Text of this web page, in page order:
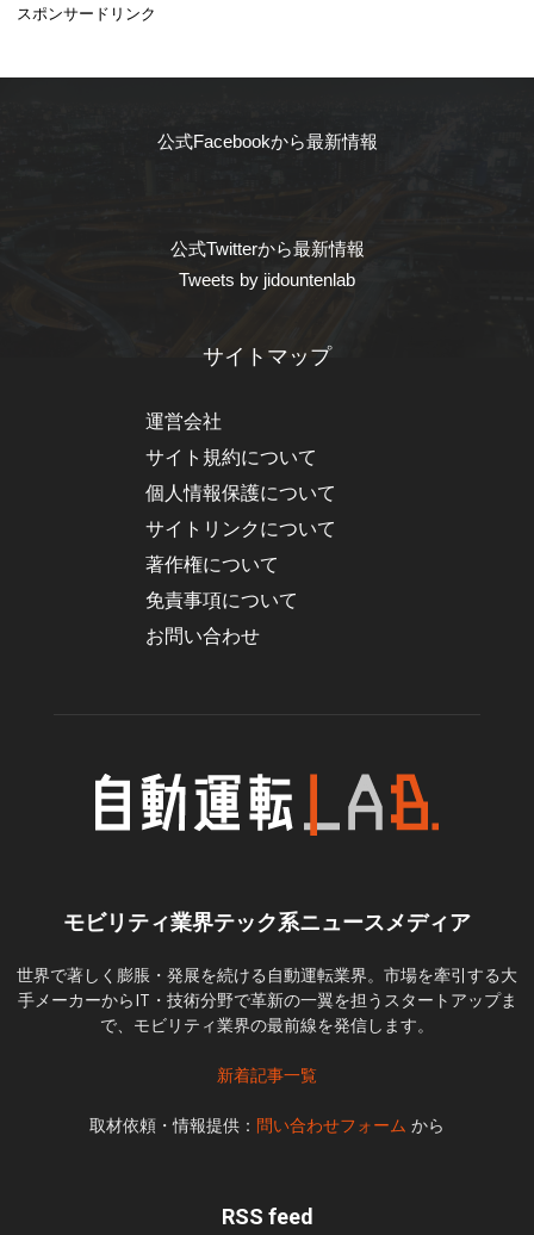
スポンサードリンク
公式Facebookから最新情報
公式Twitterから最新情報
Tweets by jidountenlab
サイトマップ
運営会社
サイト規約について
個人情報保護について
サイトリンクについて
著作権について
免責事項について
お問い合わせ
モビリティ業界テック系ニュースメディア
世界で著しく膨脹・発展を続ける自動運転業界。市場を牽引する大
手メーカーからIT・技術分野で革新の一翼を担うスタートアップま
で、モビリティ業界の最前線を発信します。
新着記事一覧
取材依頼・情報提供： 問い合わせフォーム から
RSS feed